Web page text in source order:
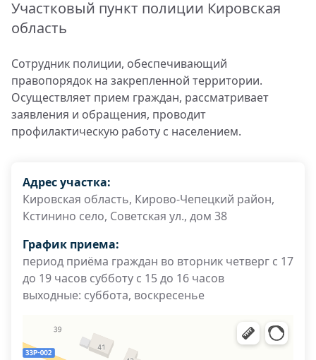
Участковый пункт полиции Кировская
область
Сотрудник полиции, обеспечивающий
правопорядок на закрепленной территории.
Осуществляет прием граждан, рассматривает
заявления и обращения, проводит
профилактическую работу с населением.
Адрес участка:
Кировская область, Кирово-Чепецкий район,
Кстинино село, Советская ул., дом 38
График приема:
период приёма граждан во вторник четверг с 17
до 19 часов субботу с 15 до 16 часов
выходные: суббота, воскресенье